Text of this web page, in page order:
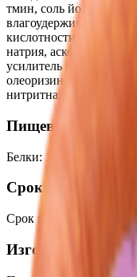
тмин, соль
влагоудерживающие
кислотности-
натрия, аскорбиновая
усилитель вкуса и
олеоризины
нитритная смесь(соль,
Пищевая ценность
Белки:12
Срок годности
Срок годности 20
Изготовитель